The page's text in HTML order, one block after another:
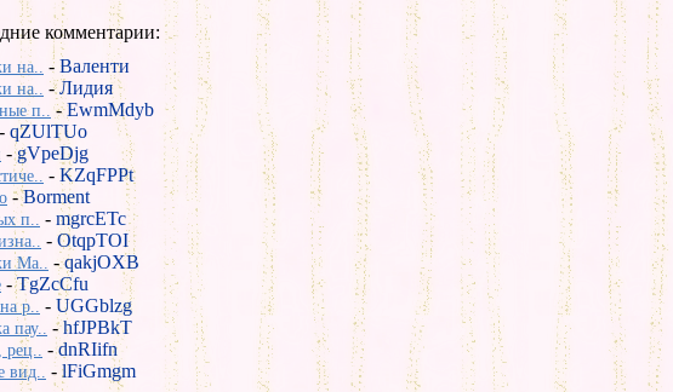
комментарии:
на.. - Валенти
на.. -Лидия
п.. -EwmMdyb
- qZUlTUo
-gVpeDjg
- KZqFPPt
-Borment
п.. - mgrcETc
- OtqpTOI
Ma.. -qakjOXB
-TgZcCfu
р.. - UGGblzg
пау.. -hfJPBkT
рец.. -dnRIifn
вид.. - lFiGmgm